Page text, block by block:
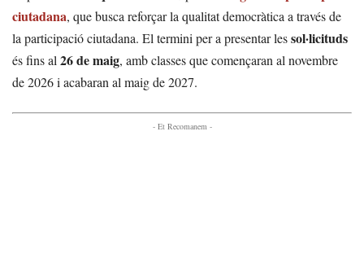
ciutadana, que busca reforçar la qualitat democràtica a través de
la participació ciutadana. El termini per a presentar lessol·licituds
és fins al 26 de maig, amb classes que començaran al novembre
de 2026 i acabaran al maig de 2027.
- Et Recomanem -